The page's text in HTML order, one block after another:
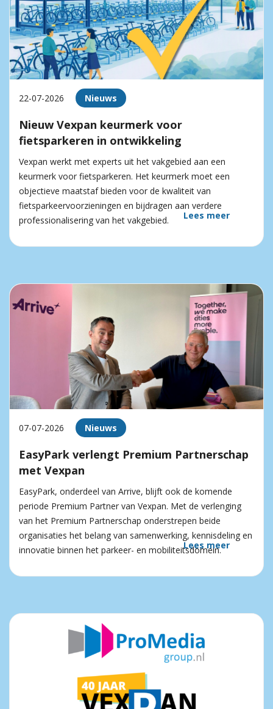
22-07-2026 Nieuws
Nieuw Vexpan keurmerk voor
fietsparkeren in ontwikkeling
Vexpan werkt met experts uit het vakgebied aan een
keurmerk voor fietsparkeren. Het keurmerk moet een
objectieve maatstaf bieden voor de kwaliteit van
fietsparkeervoorzieningen en bijdragen aan verdere
professionalisering van het vakgebied.
Lees meer
07-07-2026 Nieuws
EasyPark verlengt Premium Partnerschap
met Vexpan
EasyPark, onderdeel van Arrive, blijft ook de komende
periode Premium Partner van Vexpan. Met de verlenging
van het Premium Partnerschap onderstrepen beide
organisaties het belang van samenwerking, kennisdeling en
innovatie binnen het parkeer- en mobiliteitsdomein.
Lees meer